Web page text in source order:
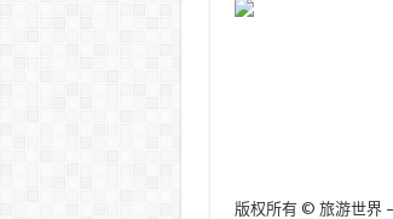
版权所有 © 旅游世界